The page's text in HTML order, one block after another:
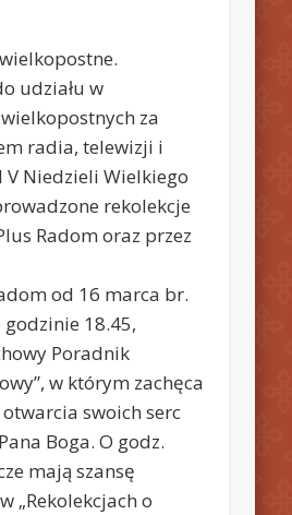
udziału w
za
radia, telewizji i
V Niedzieli Wielkiego
rekolekcje
Radom oraz przez
od 16 marca br.
18.45,
Poradnik
w którym zachęca
otwarcia swoich serc
Boga. O godz.
mają szansę
„Rekolekcjach o